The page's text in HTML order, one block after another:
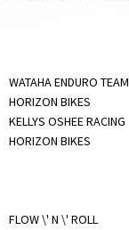
WATAHA ENDURO TEAM
HORIZON BIKES
KELLYS OSHEE RACING
HORIZON BIKES
FLOW \' N \' ROLL